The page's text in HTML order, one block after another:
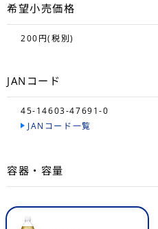
希望小売価格
200円(税別)
JANコード
45-14603-47691-0
JANコード一覧
容器・容量